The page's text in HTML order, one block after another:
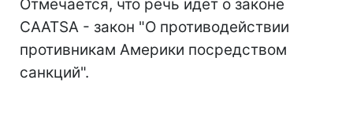
Отмечается, что речь идет о законе
CAATSA - закон "О противодействии
противникам Америки посредством
санкций".